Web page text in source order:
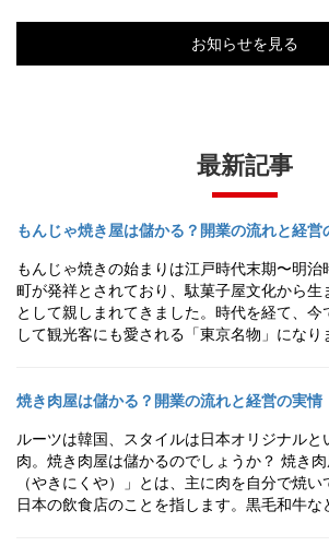
お知らせを見る
最新記事
もんじゃ焼き屋は儲かる？開業の流れと経営
もんじゃ焼きの始まりは江戸時代末期〜明治
町が発祥とされており、駄菓子屋文化から生
として親しまれてきました。時代を経て、今
して観光客にも愛される「東京名物」になり
焼き肉屋は儲かる？開業の流れと経営の実情
ルーツは韓国、スタイルは日本オリジナルと
肉。焼き肉屋は儲かるのでしょうか？ 焼き
（やきにくや）」とは、主に肉を自分で焼
日本の飲食店のことを指します。黒毛和牛な